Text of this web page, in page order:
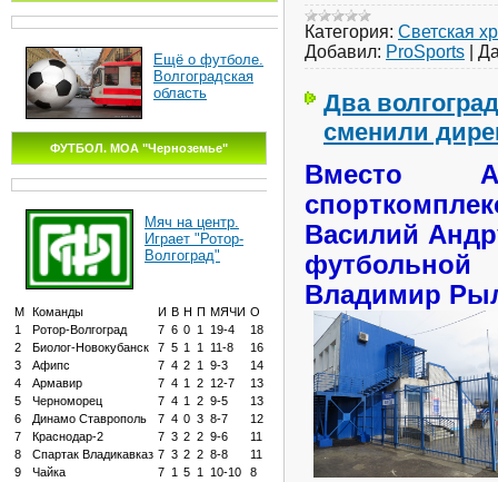
Ещё о футболе.
Волгоградская
область
ФУТБОЛ. МОА "Черноземье"
Мяч на центр.
Играет "Ротор-
Волгоград"
М Команды И В Н П МЯЧИ О
1
Ротор-Волгоград 7 6 0 1 19-4
18
2
Биолог-Новокубанск 7 5 1 1 11-8
16
3
Афипс 7 4 2 1 9-3
14
4
Армавир 7 4 1 2 12-7
13
5
Черноморец 7 4 1 2 9-5
13
6
Динамо Ставрополь 7 4 0 3 8-7
12
7
Краснодар-2 7 3 2 2 9-6
11
8
Спартак Владикавказ 7 3 2 2 8-8
11
9
Чайка 7 1 5 1 10-10
8
Категория: Светская
Добавил: ProSports
Два
сменили
Вместо
Василий
Владимир